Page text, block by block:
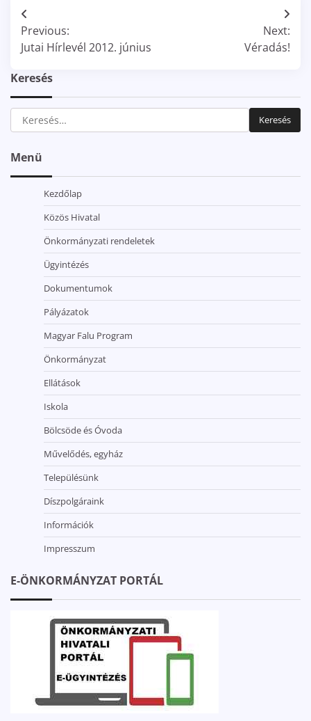
Bejegyzés
navigáció
Previous:
Jutai Hírlevél 2012. június
Next:
Véradás!
Keresés
Keresés:
Menü
Kezdőlap
Közös Hivatal
Önkormányzati rendeletek
Ügyintézés
Dokumentumok
Pályázatok
Magyar Falu Program
Önkormányzat
Ellátások
Iskola
Bölcsöde és Óvoda
Művelődés, egyház
Településünk
Díszpolgáraink
Információk
Impresszum
E-ÖNKORMÁNYZAT PORTÁL